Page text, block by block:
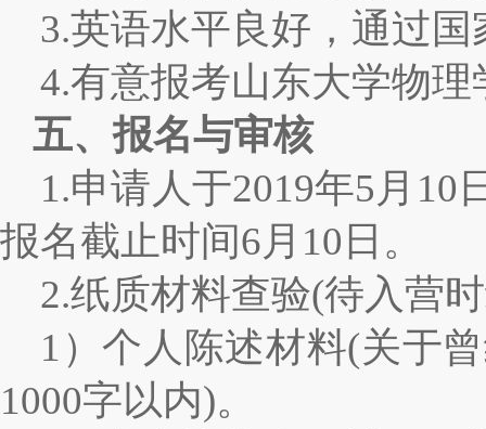
3.英语水平良好，通过
4.有意报考山东大学物理
五、报名与审核
1.申请人于2019年5月 10
报名截止时间6月 10 日。
2.纸质材料查验(待入营
1 ）个人陈述材料(关于
1000字以内)。